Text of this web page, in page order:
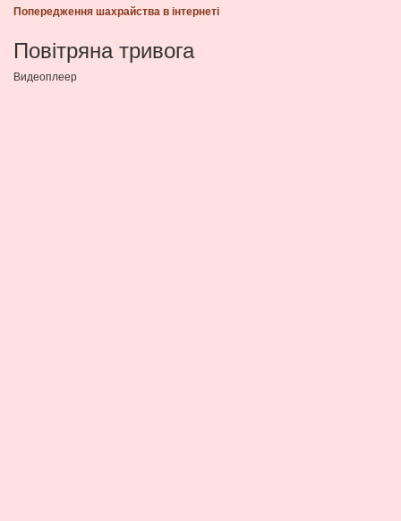
Попередження шахрайства в інтернеті
Повітряна тривога
Видеоплеер